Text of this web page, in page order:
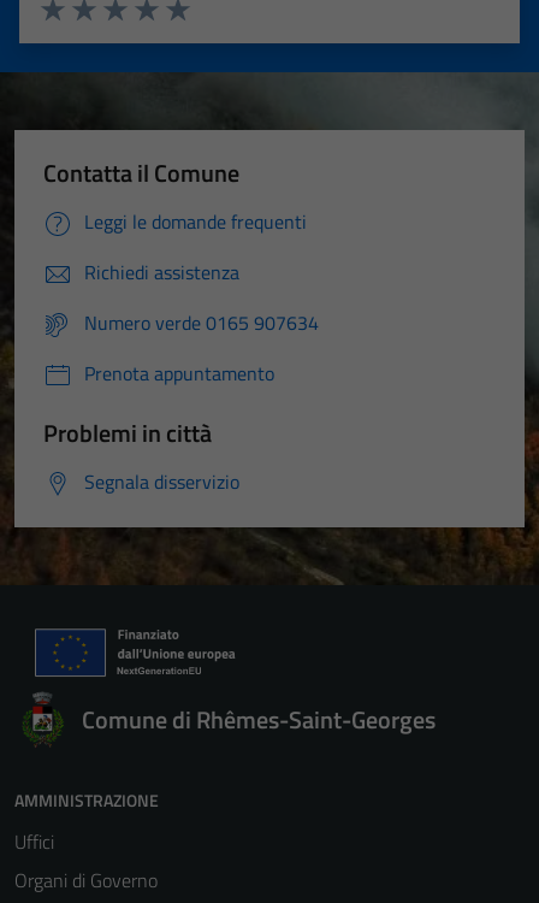
Valuta 5 stelle su 5
Valuta 4 stelle su 5
Valuta 3 stelle su 5
Valuta 2 stelle su 5
Valuta 1 stelle su 5
Contatta il Comune
Leggi le domande frequenti
Richiedi assistenza
Numero verde 0165 907634
Prenota appuntamento
Problemi in città
Segnala disservizio
Comune di Rhêmes-Saint-Georges
AMMINISTRAZIONE
Uffici
Organi di Governo